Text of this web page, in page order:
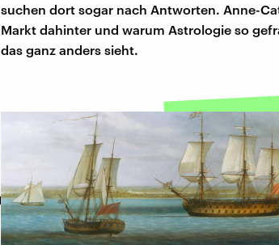
suchen dort sogar nach Antworten. Anne-
Markt dahinter und warum Astrologie so
das ganz anders sieht.